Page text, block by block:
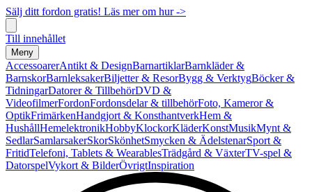
Sälj ditt fordon gratis! Läs mer om hur ->
Till innehållet
Meny
AccessoarerAntikt & DesignBarnartiklarBarnkläder &
BarnskorBarnleksakerBiljetter & ResorBygg & VerktygBöcker &
TidningarDatorer & TillbehörDVD &
VideofilmerFordonFordonsdelar & tillbehörFoto, Kameror &
OptikFrimärkenHandgjort & KonsthantverkHem &
HushållHemelektronikHobbyKlockorKläderKonstMusikMynt &
SedlarSamlarsakerSkorSkönhetSmycken & ÄdelstenarSport &
FritidTelefoni, Tablets & WearablesTrädgård & VäxterTV-spel &
DatorspelVykort & BilderÖvrigtInspiration